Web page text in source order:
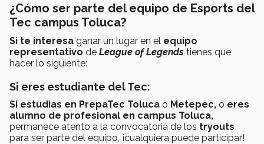
¿Cómo ser parte del equipo de Esports del
Tec campus Toluca?
Si te interesa ganar un lugar en el equipo
representativo de League of Legends tienes que
hacer lo siguiente:
Si eres estudiante del Tec:
Si estudias en PrepaTec Toluca o Metepec, o eres
alumno de profesional en campus Toluca,
permanece atento a la convocatoria de los tryouts
para ser parte del equipo, ¡cualquiera puede participar!